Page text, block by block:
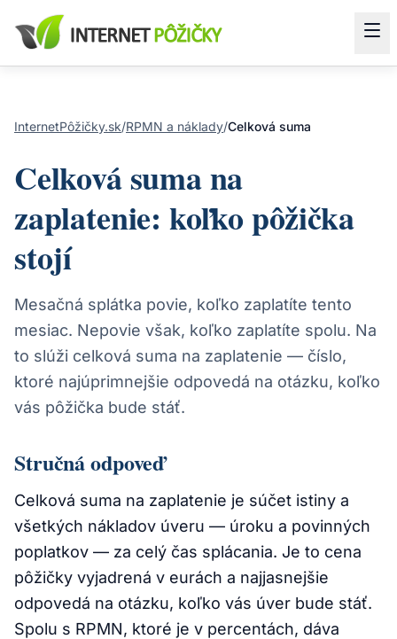
InternetPôžičky.sk/RPMN a náklady/Celková suma
Celková suma na
zaplatenie: koľko pôžička
stojí
Mesačná splátka povie, koľko zaplatíte tento
mesiac. Nepovie však, koľko zaplatíte spolu. Na
to slúži celková suma na zaplatenie — číslo,
ktoré najúprimnejšie odpovedá na otázku, koľko
vás pôžička bude stáť.
Stručná odpoveď
Celková suma na zaplatenie je súčet istiny a
všetkých nákladov úveru — úroku a povinných
poplatkov — za celý čas splácania. Je to cena
pôžičky vyjadrená v eurách a najjasnejšie
odpovedá na otázku, koľko vás úver bude stáť.
Spolu s RPMN, ktoré je v percentách, dáva